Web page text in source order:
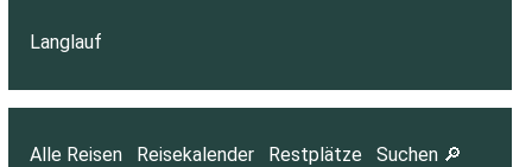
Langlauf
Alle Reisen Reisekalender Restplätze Suchen 🔎